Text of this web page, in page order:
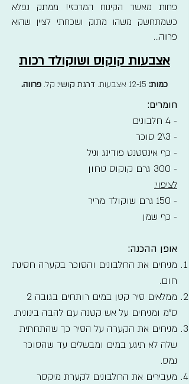
פחות מאשר הקינוח המרכזי! ממתק נפלא
כשמתחשק משהו מתוק ושכחתי לציין שהוא
פרווה...
אצבעות קוקוס ושוקולד רכות
כמות: 12-15 אצבעות. דרגת קושי: קל. פרווה.
חומרים:
- 4 חלבונים
- 3\2 סוכר
- כף אינסטנט פודינג וניל
- 300 גרם קוקוס טחון
לציפוי:
- 150 גרם שוקולד מריר
- כף שמן
אופן ההכנה:
מניחים את החלבונים והסוכר בקערה חסינת
חום.
ממלאים סיר קטן במים רותחים בגובה 2
ס"מ ומניחים על אש קטנה עם להבה בינונית.
מניחים את הקערה על הסיר כך שהתחתית
שלה לא תיגע במים ומבשלים עד שהסוכר
נמס.
מעבירים את החלבונים לקערת מיקסר